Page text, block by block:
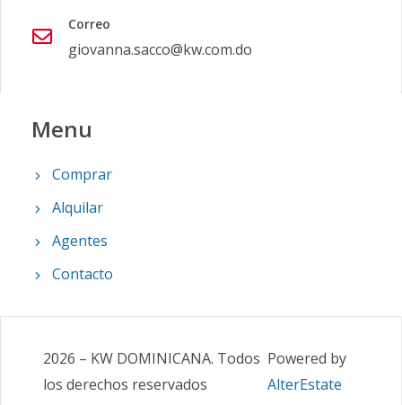
Correo
giovanna.sacco@kw.com.do
Menu
Comprar
Alquilar
Agentes
Contacto
2026 – KW DOMINICANA. Todos
los derechos reservados
Powered by
AlterEstate